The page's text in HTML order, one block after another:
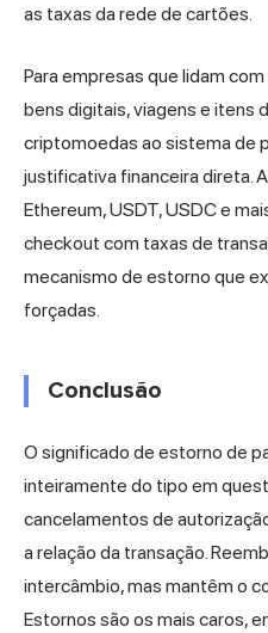
as taxas da rede de cartões.
Para empresas que lidam
bens digitais, viagens e itens
criptomoedas ao sistema de
justificativa financeira direta.
Ethereum, USDT, USDC e
checkout com taxas de
mecanismo de estorno que
forçadas.
Conclusão
O significado de estorno de
inteiramente do tipo em
cancelamentos de
a relação da transação.
intercâmbio, mas mantêm o
Estornos são os mais caros,